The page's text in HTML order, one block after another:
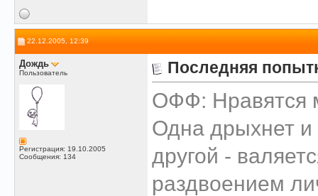
22.12.2005, 12:39
Дождь
Пользователь
Регистрация: 19.10.2005
Сообщения: 134
Последняя
ОФФ: Нравятся
Одна дрыхнет и
другой -
раздвоением